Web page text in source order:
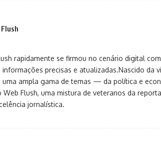
rapidamente se firmou no cenário digital
precisas e atualizadas.Nascido da
ampla gama de temas — da política e
Flush, uma mistura de veteranos da
jornalística.